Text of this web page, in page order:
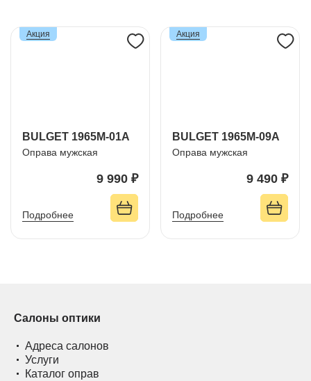
BULGET 1965M-01A
Оправа мужская
9 990 ₽
Подробнее
Акция
BULGET 1965M-09A
Оправа мужская
9 490 ₽
Подробнее
Акция
Салоны оптики
Адреса салонов
Услуги
Каталог оправ